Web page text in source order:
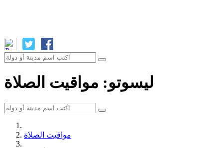
ليسوتو: مواقيت الصلاة
مواقيت الصلاة